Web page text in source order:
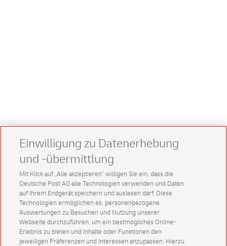
Einwilligung zu Datenerhebung
und -übermittlung
Mit Klick auf „Alle akzeptieren” willigen Sie ein, dass die
Deutsche Post AG alle Technologien verwenden und Daten
auf Ihrem Endgerät speichern und auslesen darf. Diese
Technologien ermöglichen es, personenbezogene
Auswertungen zu Besuchen und Nutzung unserer
Webseite durchzuführen, um ein bestmögliches Online-
Erlebnis zu bieten und Inhalte oder Funktionen den
jeweiligen Präferenzen und Interessen anzupassen. Hierzu